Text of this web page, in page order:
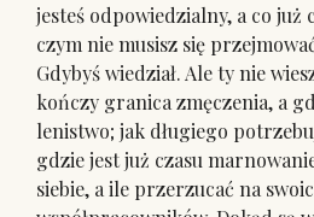
jesteś odpowiedzialny, a co już
czym nie musisz się
Gdybyś wiedział. Ale ty nie
kończy granica zmęczenia, a
lenistwo; jak długiego
gdzie jest już czasu
siebie, a ile przerzucać na